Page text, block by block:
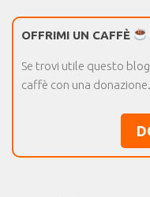
OFFRIMI UN CAFFÈ
Se trovi utile questo
caffè con una